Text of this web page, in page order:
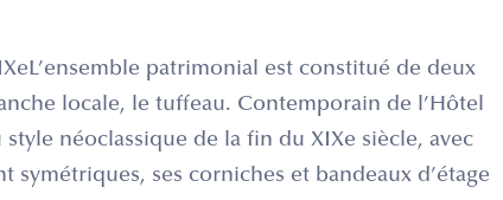
patrimonial est constitué de deux
locale, le tuffeau. Contemporain de l’Hôtel
néoclassique de la fin du XIXe siècle, avec
symétriques, ses corniches et bandeaux d’étage